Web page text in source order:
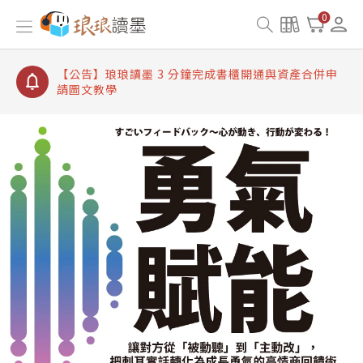
0
【公告】琅琅讀墨書櫃開通常見問題
【公告】琅琅讀墨 3 分鐘完成書櫃開通與資產合併申
【公告】琅琅書店服務升級重要說明及資產合併結果
查詢